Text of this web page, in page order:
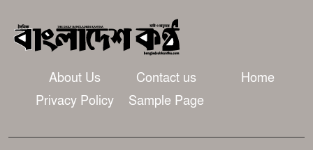
ব্রাহ্মণবাড়িয়ায় শিক্ষকদের সঙ্গে জেলা
প্রশাসনের মতবিনিময়।
কসবায় ২৬৪ কেজি গাঁজাসহ মাদক
ব্যবসায়ী গ্রেফতার
About Us Contact us
Home
Privacy Policy
Sample Page